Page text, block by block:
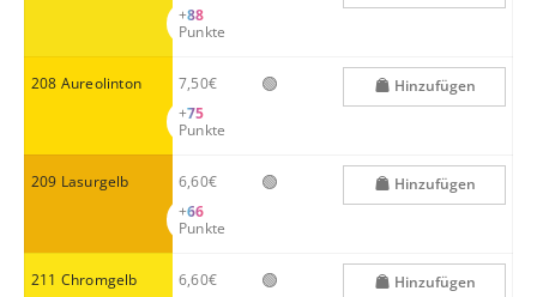
+88
Punkte
208 Aureolinton
7,50€
+75
Punkte
🟢 Hinzufügen
209 Lasurgelb
6,60€
+66
Punkte
🟢 Hinzufügen
211 Chromgelb
6,60€
🟢 Hinzufügen